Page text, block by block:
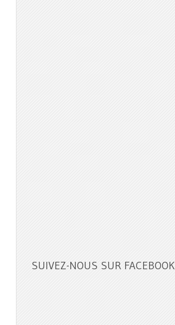
SUIVEZ-NOUS SUR FACEBOOK